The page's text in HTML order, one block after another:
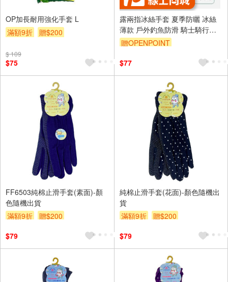
OP加長耐用強化手套 L
滿額9折
贈$200
$ 109
$75
露兩指冰絲手套 夏季防曬 冰絲
薄款 戶外釣魚防滑 騎士騎行手
套 男女可用 透氣防風 保護手套
贈OPENPOINT
$77
FF6503純棉止滑手套(素面)-顏
色隨機出貨
滿額9折
贈$200
$79
純棉止滑手套(花面)-顏色隨機出
貨
滿額9折
贈$200
$79